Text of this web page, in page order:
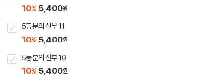
10% 5,400원
5등분의 신부 11
10% 5,400원
5등분의 신부 10
10% 5,400원